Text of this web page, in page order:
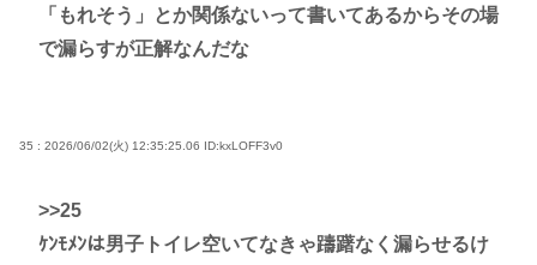
「もれそう」とか関係ないって書いてあるからその場
で漏らすが正解なんだな
35 : 2026/06/02(火) 12:35:25.06 ID:kxLOFF3v0
>>25
ｹﾝﾓﾒﾝは男子トイレ空いてなきゃ躊躇なく漏らせるけ